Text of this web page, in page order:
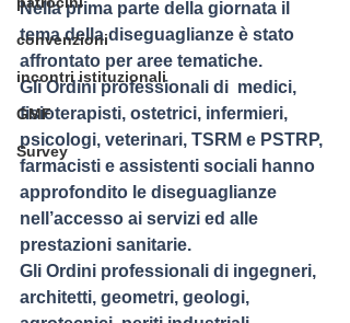
convenzioni
incontri istituzionali
GMF
Survey
Nella prima parte della giornata il
tema della diseguaglianze è stato
affrontato per aree tematiche.
Gli Ordini professionali di  medici,
fisioterapisti, ostetrici, infermieri,
psicologi, veterinari, TSRM e PSTRP,
farmacisti e assistenti sociali hanno
approfondito le diseguaglianze
nell’accesso ai servizi ed alle
prestazioni sanitarie.
Gli Ordini professionali di ingegneri,
architetti, geometri, geologi,